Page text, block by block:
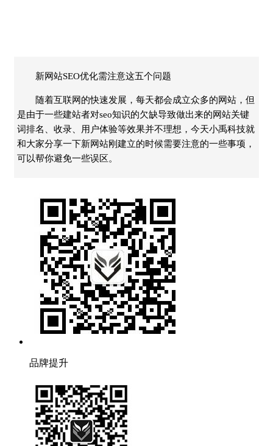
新网站SEO优化需注意这五个问题
随着互联网的快速发展，每天都会成立众多的网站，但
是由于一些建站者对seo知识的欠缺导致做出来的网站关键
词排名、收录、用户体验等效果并不理想，今天小禹科技就
和大家分享一下新网站刚建立的时候需要注意的一些事项，
可以帮你避免一些误区。
品牌提升